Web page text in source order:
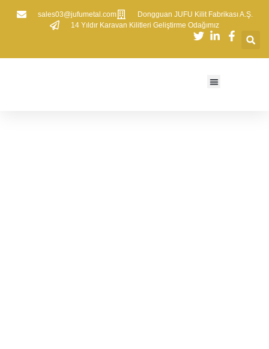
sales03@jufumetal.com
​Dongguan JUFU Kilit Fabrikası A.Ş.
​14 Yıldır Karavan Kilitleri Geliştirme Odağımız